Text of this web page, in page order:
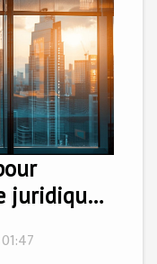
juridique